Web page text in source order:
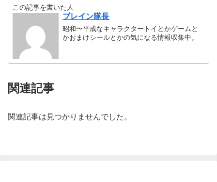
この記事を書いた人
ブレイン隊長
昭和〜平成なキャラクタートイとかゲームと
かおまけシールとかの気になる情報収集中。
関連記事
関連記事は見つかりませんでした。